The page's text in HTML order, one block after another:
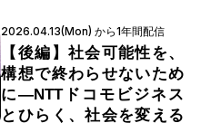
2026.04.13(Mon) から1年間配信
【後編】社会可能性を、
構想で終わらせないため
に―NTTドコモビジネス
とひらく、社会を変える